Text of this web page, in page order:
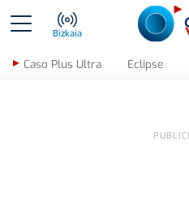
Bizkaia
Caso Plus Ultra Eclipse